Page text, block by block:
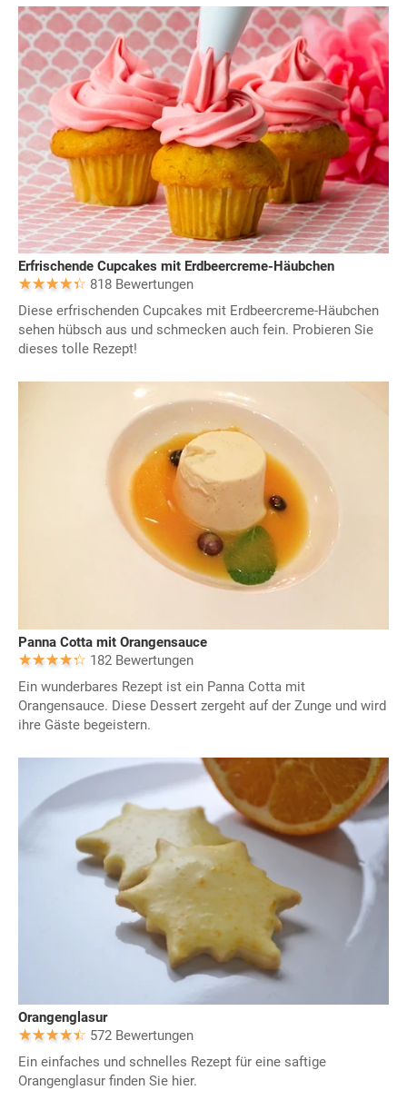
Erfrischende Cupcakes mit Erdbeercreme-Häubchen
818 Bewertungen
Diese erfrischenden Cupcakes mit Erdbeercreme-Häubchen
sehen hübsch aus und schmecken auch fein. Probieren Sie
dieses tolle Rezept!
Panna Cotta mit Orangensauce
182 Bewertungen
Ein wunderbares Rezept ist ein Panna Cotta mit
Orangensauce. Diese Dessert zergeht auf der Zunge und wird
ihre Gäste begeistern.
Orangenglasur
572 Bewertungen
Ein einfaches und schnelles Rezept für eine saftige
Orangenglasur finden Sie hier.